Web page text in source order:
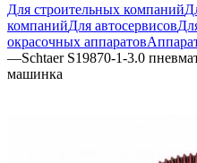
Для строительных компаний
компанийДля автосервисов
окрасочных аппаратов
—Schtaer S19870-1-3.0
машинка